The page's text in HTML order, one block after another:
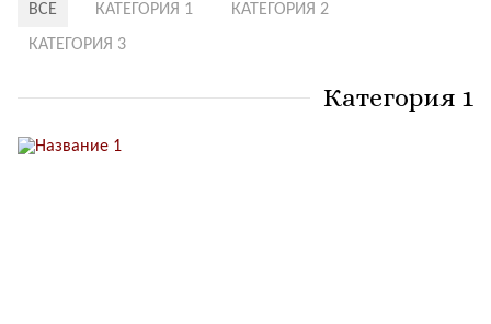
ВСЕ КАТЕГОРИЯ 1
КАТЕГОРИЯ 2
КАТЕГОРИЯ 3
Категория 1